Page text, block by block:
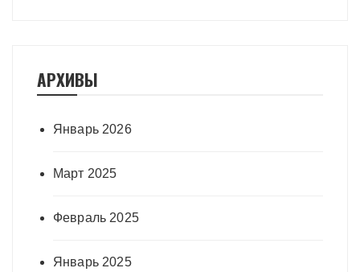
АРХИВЫ
Январь 2026
Март 2025
Февраль 2025
Январь 2025